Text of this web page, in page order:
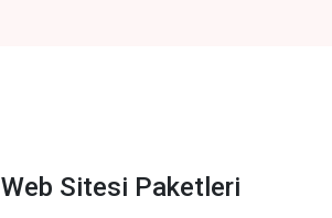
Web Sitesi Paketleri